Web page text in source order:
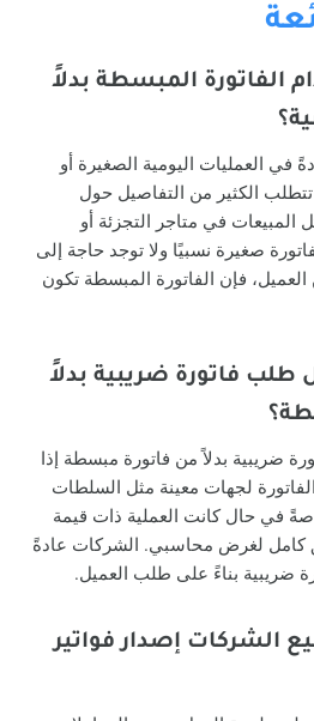
الفاتورة المبسطة بدلاً
العمليات اليومية الصغيرة أو
تتطلب الكثير من التفاصيل حول
المبيعات في متاجر التجزئة أو
صغيرة نسبيًا ولا توجد حاجة إلى
فإن الفاتورة المبسطة تكون
طلب فاتورة ضريبية بدلاً
ضريبية بدلاً من فاتورة مبسطة إذا
لجهات معينة مثل السلطات
في حال كانت العملية ذات قيمة
كامل لغرض محاسبي. الشركات عادةً
ضريبية بناءً على طلب العميل.
الشركات إصدار فواتير